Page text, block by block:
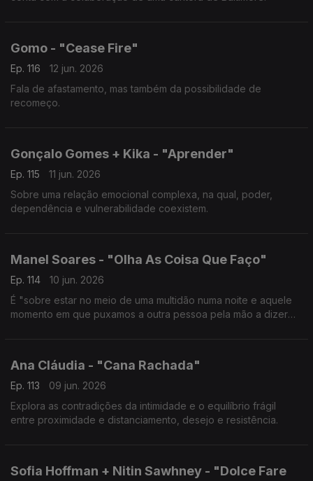
Gomo - "Cease Fire"
Ep. 116
12 jun. 2026
Fala de afastamento, mas também da possibilidade de
recomeço.
Gonçalo Gomes + Kika - "Aprender"
Ep. 115
11 jun. 2026
Sobre uma relação emocional complexa, na qual, poder,
dependência e vulnerabilidade coexistem.
Manel Soares - "Olha As Coisa Que Faço"
Ep. 114
10 jun. 2026
É "sobre estar no meio de uma multidão numa noite e aquele
momento em que puxamos a outra pessoa pela mão a dizer
Ana Cláudia - "Cana Rachada"
Ep. 113
09 jun. 2026
Explora as contradições da intimidade e o equilíbrio frágil
entre proximidade e distanciamento, desejo e resistência.
Sofia Hoffman + Nitin Sawhney - "Dolce Fare